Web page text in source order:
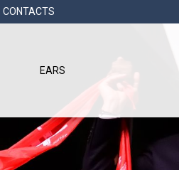
EARS
CONTACTS